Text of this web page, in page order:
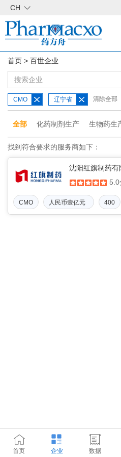
CH
首页 > 百世企业
CMO 辽宁省 清除全部
全部 化药制剂生产 生物药生
找到符合要求的服务商如下：
沈阳红旗制药有
5.0
CMO
人民币壹亿元
整
400
首页 企业 数据